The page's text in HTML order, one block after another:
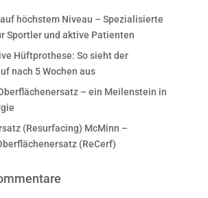
höchstem Niveau – Spezialisierte
Sportler und aktive Patienten
Hüftprothese: So sieht der
nach 5 Wochen aus
– ein Meilenstein in
(Resurfacing) McMinn –
(ReCerf)